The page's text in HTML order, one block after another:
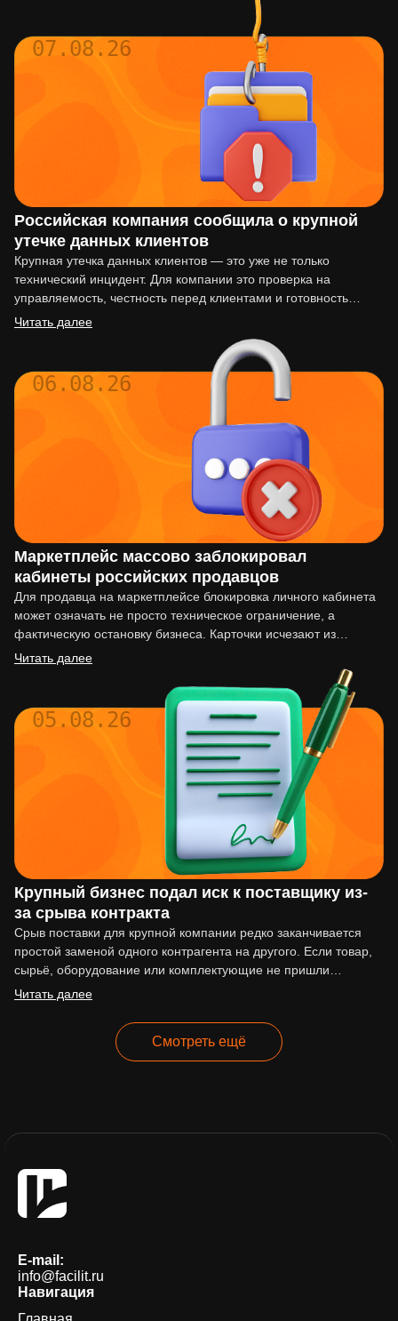
07.08.26
Российская компания сообщила о крупной
утечке данных клиентов
Крупная утечка данных клиентов — это уже не только
технический инцидент. Для компании это проверка на
управляемость, честность перед клиентами и готовность
действовать по…
Читать далее
06.08.26
Маркетплейс массово заблокировал
кабинеты российских продавцов
Для продавца на маркетплейсе блокировка личного кабинета
может означать не просто техническое ограничение, а
фактическую остановку бизнеса. Карточки исчезают из
выдачи, реклама перестаёт работать,…
Читать далее
05.08.26
Крупный бизнес подал иск к поставщику из-
за срыва контракта
Срыв поставки для крупной компании редко заканчивается
простой заменой одного контрагента на другого. Если товар,
сырьё, оборудование или комплектующие не пришли
вовремя, последствия могут…
Читать далее
Смотреть ещё
E-mail:
info@facilit.ru
Навигация